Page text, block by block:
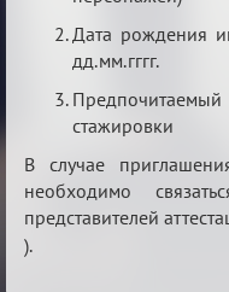
Дата рождения
дд.мм.гггг.
стажировки
В случае
необходимо
представителей
).